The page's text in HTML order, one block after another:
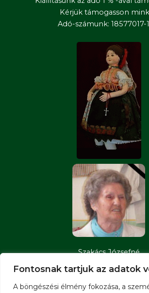
Fontosnak tartjuk az adatok
A böngészési élmény fokozása, a
Kérjük támogasson
Adó-számunk: 18577017-
Szakács Józsefné
sz: Mészáros Magdolna